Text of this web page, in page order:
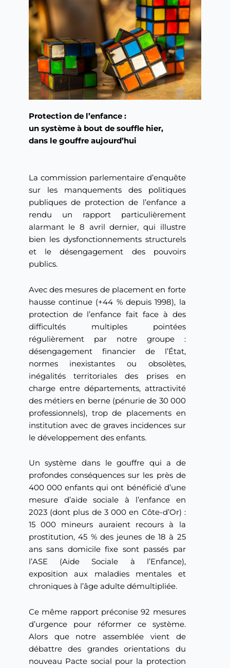
Protection de l’enfance :
un système à bout de souffle hier,
dans le gouffre aujourd’hui
La commission parlementaire d’enquête
sur les manquements des politiques
publiques de protection de l’enfance a
rendu un rapport particulièrement
alarmant le 8 avril dernier, qui illustre
bien les dysfonctionnements structurels
et le désengagement des pouvoirs
publics.
Avec des mesures de placement en forte
hausse continue (+44 % depuis 1998), la
protection de l’enfance fait face à des
difficultés multiples pointées
régulièrement par notre groupe :
désengagement financier de l’État,
normes inexistantes ou obsolètes,
inégalités territoriales des prises en
charge entre départements, attractivité
des métiers en berne (pénurie de 30 000
professionnels), trop de placements en
institution avec de graves incidences sur
le développement des enfants.
Un système dans le gouffre qui a de
profondes conséquences sur les près de
400 000 enfants qui ont bénéficié d’une
mesure d’aide sociale à l’enfance en
2023 (dont plus de 3 000 en Côte-d’Or) :
15 000 mineurs auraient recours à la
prostitution, 45 % des jeunes de 18 à 25
ans sans domicile fixe sont passés par
l’ASE (Aide Sociale à l’Enfance),
exposition aux maladies mentales et
chroniques à l’âge adulte démultipliée.
Ce même rapport préconise 92 mesures
d’urgence pour réformer ce système.
Alors que notre assemblée vient de
débattre des grandes orientations du
nouveau Pacte social pour la protection